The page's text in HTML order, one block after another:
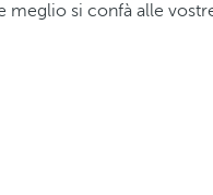
meglio si confà alle